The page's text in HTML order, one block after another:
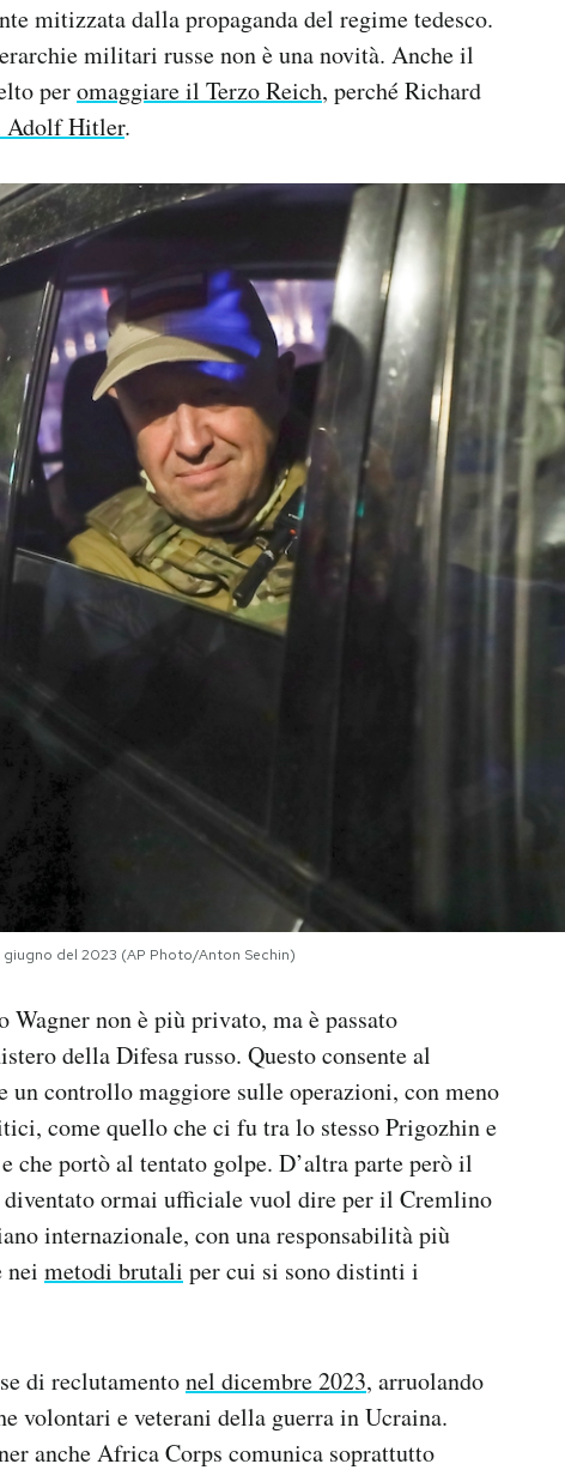
mitizzata dalla propaganda del regime tedesco.
militari russe non è una novità. Anche il
peromaggiare il Terzo Reich, perché Richard
Adolf Hitler.
del 2023 (AP Photo/Anton Sechin)
non è più privato, ma è passato
della Difesa russo. Questo consente al
controllo maggiore sulle operazioni, con meno
come quello che ci fu tra lo stesso Prigozhin e
portò al tentato golpe. D’altra parte però il
ormai ufficiale vuol dire per il Cremlino
internazionale, con una responsabilità più
nei metodi brutali per cui si sono distinti i
di reclutamentonel dicembre 2023, arruolando
volontari e veterani della guerra in Ucraina.
anche Africa Corps comunica soprattutto